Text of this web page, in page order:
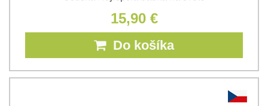
15,90 €
Do košíka